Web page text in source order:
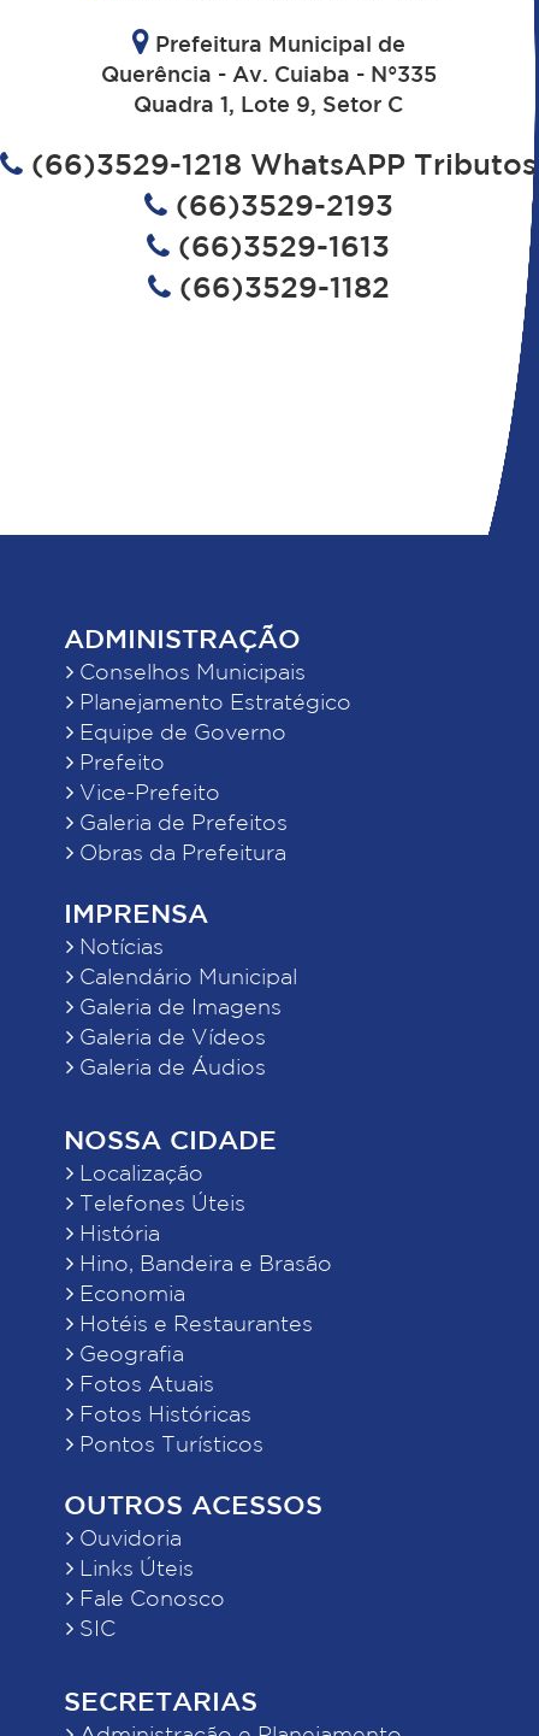
Prefeitura Municipal de
Querência - Av. Cuiaba - N°335
Quadra 1, Lote 9, Setor C
(66)3529-1218 WhatsAPP Tributos
(66)3529-2193
(66)3529-1613
(66)3529-1182
ADMINISTRAÇÃO
Conselhos Municipais
Planejamento Estratégico
Equipe de Governo
Prefeito
Vice-Prefeito
Galeria de Prefeitos
Obras da Prefeitura
IMPRENSA
Notícias
Calendário Municipal
Galeria de Imagens
Galeria de Vídeos
Galeria de Áudios
NOSSA CIDADE
Localização
Telefones Úteis
História
Hino, Bandeira e Brasão
Economia
Hotéis e Restaurantes
Geografia
Fotos Atuais
Fotos Históricas
Pontos Turísticos
OUTROS ACESSOS
Ouvidoria
Links Úteis
Fale Conosco
SIC
SECRETARIAS